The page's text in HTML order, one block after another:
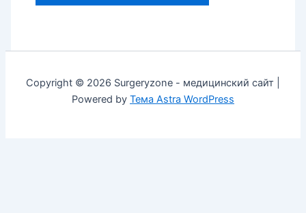
Copyright © 2026 Surgeryzone - медицинский сайт |
Powered by Тема Astra WordPress